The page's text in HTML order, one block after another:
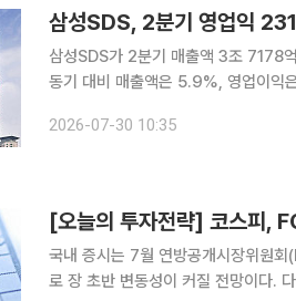
삼성SDS, 2분기 영업익
삼성SDS가 2분기 매출액 3조 7178
동기 대비 매출액은 5.9%, 영업이익
다. IT서비스 사업 부문 매출액은 전
2026-07-30 10:35
국내 증시는 7월 연방공개시장위원
로 장 초반 변동성이 커질 전망이다.